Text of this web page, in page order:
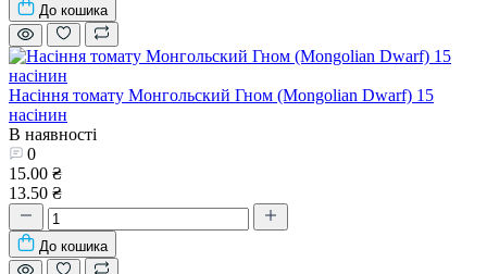
До кошика
Насіння томату Монгольский Гном (Mongolian Dwarf) 15
насінин
В наявності
0
15.00 ₴
13.50 ₴
До кошика